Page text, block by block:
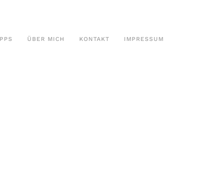
ÜBER MICH KONTAKT IMPRESSUM